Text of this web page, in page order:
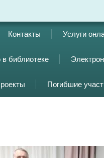
Контакты Услуги
в библиотеке
Погибшие